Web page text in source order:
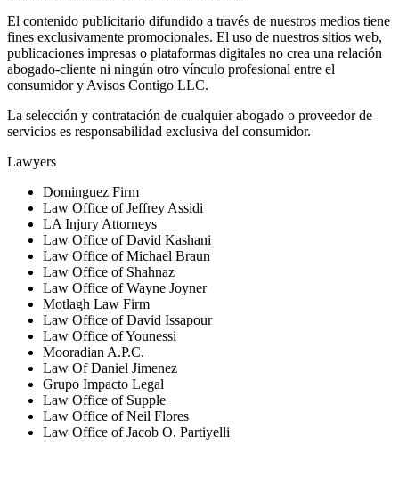
El contenido publicitario difundido a través de nuestros medios tiene
fines exclusivamente promocionales. El uso de nuestros sitios web,
publicaciones impresas o plataformas digitales no crea una relación
abogado-cliente ni ningún otro vínculo profesional entre el
consumidor y Avisos Contigo LLC.
La selección y contratación de cualquier abogado o proveedor de
servicios es responsabilidad exclusiva del consumidor.
Lawyers
Dominguez Firm
Law Office of Jeffrey Assidi
LA Injury Attorneys
Law Office of David Kashani
Law Office of Michael Braun
Law Office of Shahnaz
Law Office of Wayne Joyner
Motlagh Law Firm
Law Office of David Issapour
Law Office of Younessi
Mooradian A.P.C.
Law Of Daniel Jimenez
Grupo Impacto Legal
Law Office of Supple
Law Office of Neil Flores
Law Office of Jacob O. Partiyelli